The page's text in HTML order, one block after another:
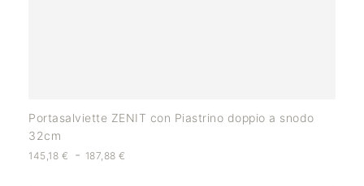
Portasalviette ZENIT con Piastrino doppio a snodo
32cm
145,18 € - 187,88€